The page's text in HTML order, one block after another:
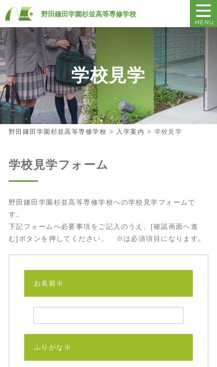
野田鎌田学園杉並高等専修学校
MENU
学校見学
野田鎌田学園杉並高等専修学校 > 入学案内 > 学校見学
学校見学フォーム
野田鎌田学園杉並高等専修学校への学校見学フォームで
す。
下記フォームへ必要事項をご記入のうえ、[確認画面へ進
む]ボタンを押してください。 ※は必須項目になります。
お名前※
ふりがな※